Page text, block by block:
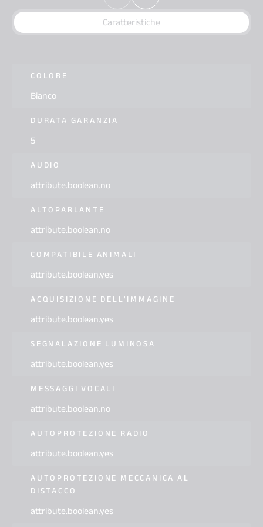
Caratteristiche
COLORE
Bianco
DURATA GARANZIA
5
AUDIO
attribute.boolean.no
ALTOPARLANTE
attribute.boolean.no
COMPATIBILE ANIMALI
attribute.boolean.yes
ACQUISIZIONE DELL'IMMAGINE
attribute.boolean.yes
SEGNALAZIONE LUMINOSA
attribute.boolean.yes
MESSAGGI VOCALI
attribute.boolean.no
AUTOPROTEZIONE RADIO
attribute.boolean.yes
AUTOPROTEZIONE MECCANICA AL
DISTACCO
attribute.boolean.yes